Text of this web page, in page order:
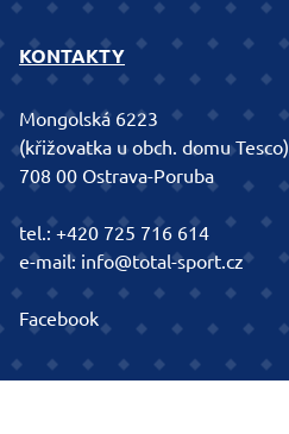
KONTAKTY
Mongolská 6223
(křižovatka u obch. domu Tesco)
708 00 Ostrava-Poruba
tel.:+420 725 716 614
e-mail: info@total-sport.cz
Facebook